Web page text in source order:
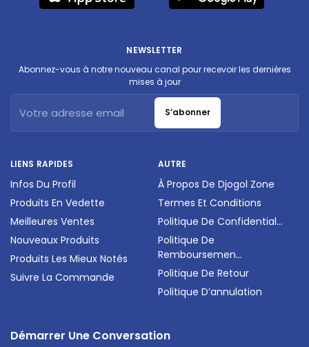
LIENS RAPIDES
Infos Du Profil
Produits En Vedette
Meilleures Ventes
Nouveaux Produits
Produits Les Mieux Notés
Suivre La Commande
AUTRE
À Propos De Djogol Zone
Termes Et Conditions
Politique De Confidential...
Politique De
Remboursemen...
Politique De Retour
Politique D’annulation
NEWSLETTER
Abonnez-vous à notre nouveau canal pour recevoir les dernières
mises à jour
S’abonner
Démarrer Une Conversation